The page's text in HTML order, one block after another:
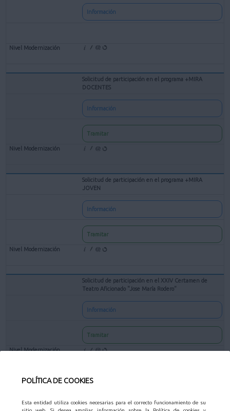
POLÍTICA DE COOKIES
Esta entidad utiliza cookies necesarias para el correcto funcionamiento de su
Información
Solicitud de participación en el programa +MIRA
DOCENTES
Información
Tramitar
Solicitud de participación en el programa +MIRA
JOVEN
Información
Tramitar
Solicitud de participación en el XXIV Certamen de
Teatro Aficionado "Jose María Rodero"
Información
Tramitar
Solicitud de subvenciones para entidades culturales sin